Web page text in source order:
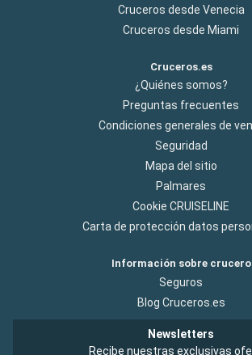
Cruceros desde Venecia
Cruceros desde Miami
Cruceros.es
¿Quiénes somos?
Preguntas frecuentes
Condiciones generales de
Seguridad
Mapa del sitio
Palmares
Cookie CRUISELINE
Carta de protección datos
Información sobre crucero
Seguros
Blog Cruceros.es
Newsletters
Recibe nuestras exclusivas